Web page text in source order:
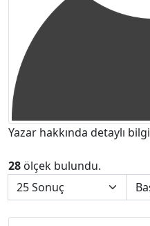
Yazar hakkında detaylı
28 ölçek bulundu.